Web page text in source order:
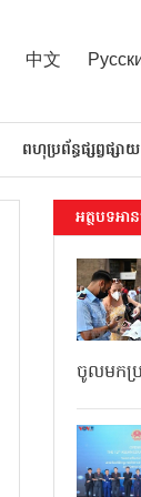
中文
ពហុប្រព័ន្ធផ្សព្វផ្សាយ
អត្ថបទអា
ចូលមកប្